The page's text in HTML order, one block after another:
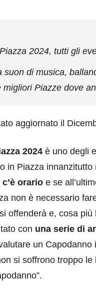
2024, tutti gli
suon di musica,
Piazze dove
aggiornato il
2024 è uno degli
in Piazza innanzitutto
c’è orario e se
non è necessario
offenderà e, cosa
con una serie di
un
si soffrono troppo